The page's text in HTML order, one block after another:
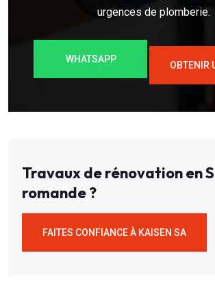
urgences de plomberie.
WHATSAPP
OBTENIR
Travaux de rénovation en
romande ?
FAITES CONFIANCE À KAISEN SA